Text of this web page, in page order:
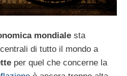
mondiale sta
di tutto il mondo a
per quel che concerne la